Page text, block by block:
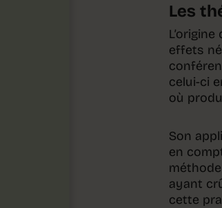
Les
effets
celui-ci
où
Son
en
ayant
cette